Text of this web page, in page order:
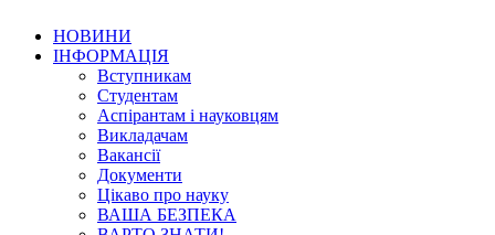
НОВИНИ
ІНФОРМАЦІЯ
Вступникам
Студентам
Аспірантам і науковцям
Викладачам
Вакансії
Документи
Цікаво про науку
ВАША БЕЗПЕКА